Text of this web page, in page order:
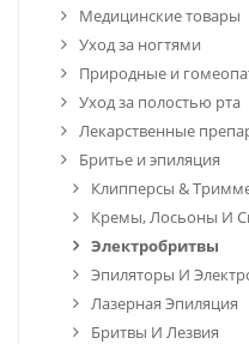
Медицинские товары
Уход за ногтями
Природные и
Уход за полостью рта
Лекарственные
Бритье и эпиляция
Клипперсы &
Кремы, Лосьоны И
Электробритвы
Эпиляторы И
Лазерная Эпиляция
Бритвы И Лезвия